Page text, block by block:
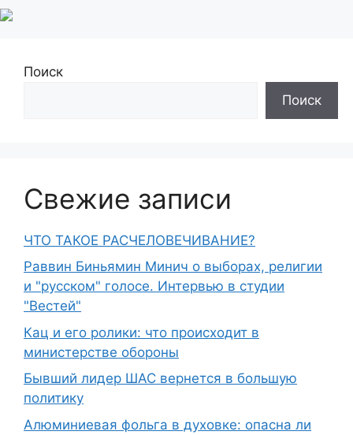
Поиск
Поиск
Свежие записи
ЧТО ТАКОЕ РАСЧЕЛОВЕЧИВАНИЕ?
Раввин Биньямин Минич о выборах, религии
и "русском" голосе. Интервью в студии
"Вестей"
Кац и его ролики: что происходит в
министерстве обороны
Бывший лидер ШАС вернется в большую
политику
Алюминиевая фольга в духовке: опасна ли